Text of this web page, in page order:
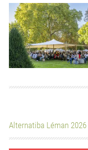
APRÈS-Ge accueille 8
22.06.2026
Utilisation des salles
2026 – août 2027)